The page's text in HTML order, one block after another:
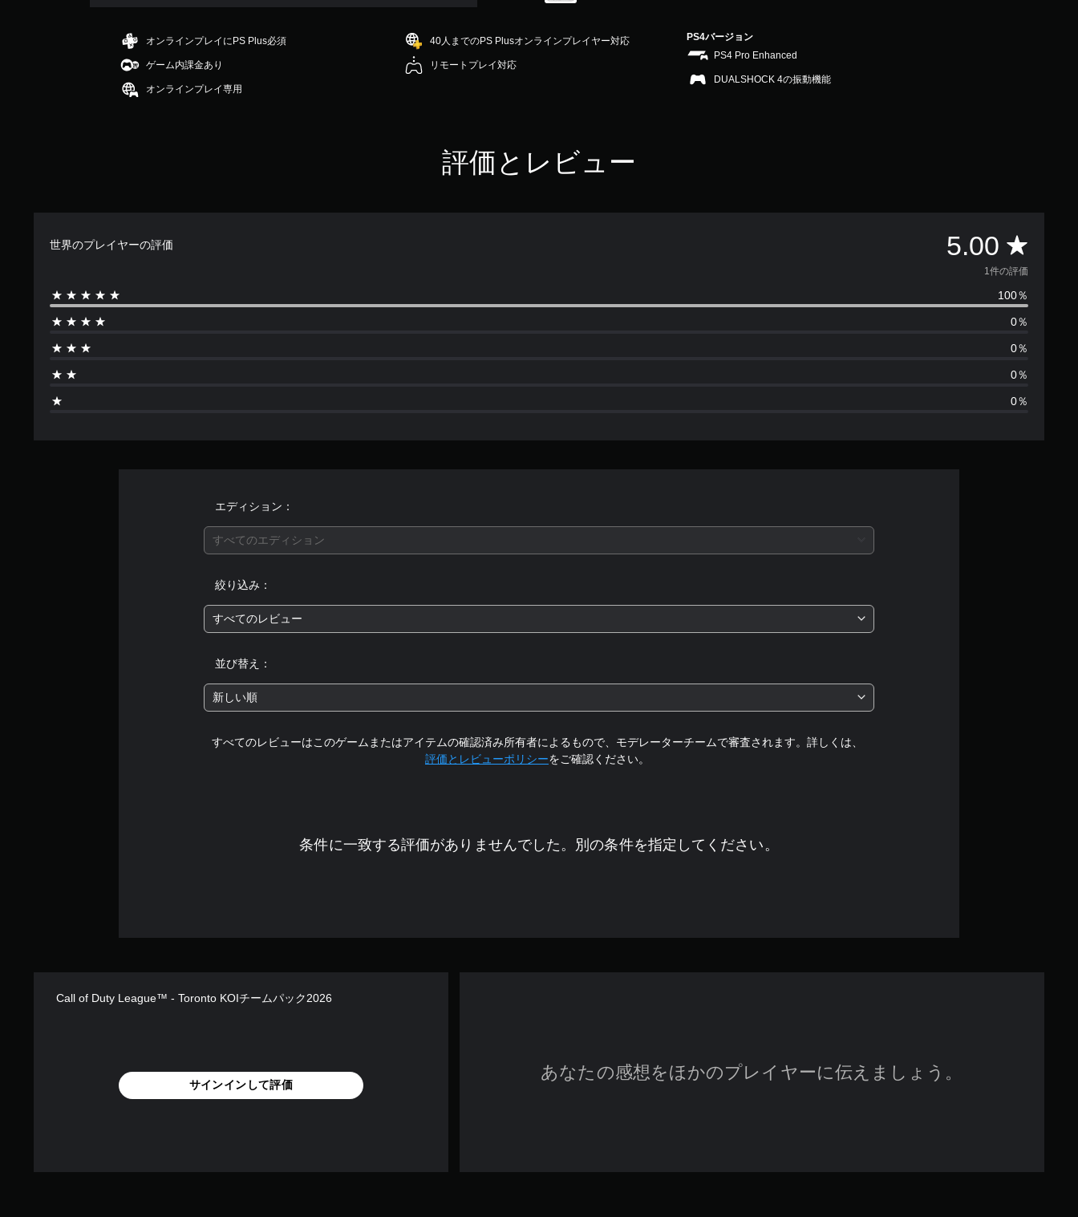
評
は
段
階
中
オンラインプレイにPS Plus必須
ゲーム内課金あり
オンラインプレイ専用
40人までのPS Plusオンラインプレイヤー対応
リモートプレイ対応
PS4バージョン
PS4 Pro Enhanced
DUALSHOCK 4の振動機能
評価とレビュー
世界のプレイヤーの評価 5.00 評
価
数
は
1
、
平
1件の評価
100％
0％
0％
0％
0％
エディション：
すべてのエディション
絞り込み：
すべてのレビュー
並び替え：
新しい順
すべてのレビューはこのゲームまたはアイテムの確認済み所有者によるもので、モデレーターチームで審査されます。詳しくは、
評価とレビューポリシーをご確認ください。
条件に一致する評価がありませんでした。別の条件を指定してください。
Call of Duty League™ - Toronto KOIチームパック2026
サインインして評価
あなたの感想をほかのプレイヤーに伝えましょう。